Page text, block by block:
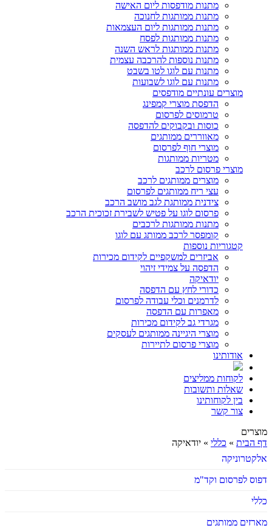
מתנות מודפסות ליום האישה
מתנות ממותגות לחנוכה
מתנות ממותגות ליום העצמאות
מתנות ממותגות לפסח
מתנות ממותגות לראש השנה
מתנות נוספות להרכבה עצמית
מתנות עם לוגו לטו בשבט
מתנות עם לוגו לשבועות
מוצרים עונתיים מודפסים
הדפסת מוצרי קמפינג
טרמוסים לפרסום
כוסות ובקבוקים להדפסה
מאווררים ממותגים
מוצרי חוף לפרסום
מטריות ממותגות
מוצרי פרסום לרכב
מוצרים ממותגים לרכב
עצי ריח ממותגים לפרסום
צידנית ממותגת לגב מושב הרכב
פרסום לוגו על פטיש לשבירת זכוכית הרכב
מתנות ממותגות לרכבים
קומפסר לרכב ממותג עם לוגו
קטגוריות נוספות
אביזרים למשקפיים לקידום מכירות
הדפסה על צמידי זיהוי
יודאיקה
כדורי לחץ עם הדפסה
לדרמנים וכלי עבודה לפרסום
מאפרות עם הדפסה
מגרדי גב לקידום מכירות
מוצרי היגיינה ממותגים לעסקים
מוצרי פרסום לתיירות
אודותינו
לקוחות ממליצים
שאלות ותשובות
בין לקוחותינו
צור קשר
מוצרים
דף הבית » כללי » יודאיקה
אלקטרוניקה
דפוס לפרסום וקד"מ
כללי
מארזים ממותגים